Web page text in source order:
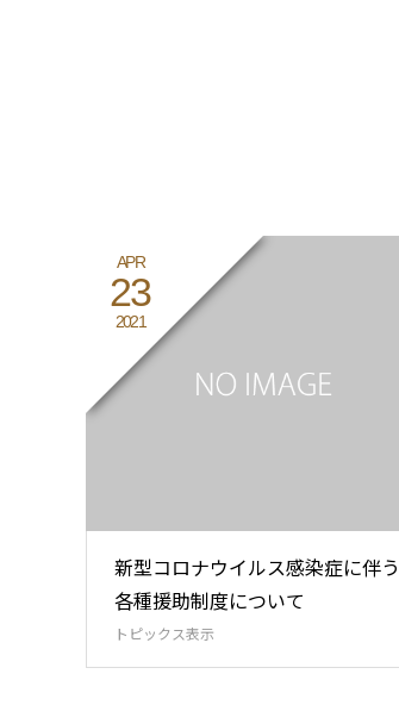
APR
23
2021
新型コロナウイルス感染症に伴う
各種援助制度について
トピックス表示